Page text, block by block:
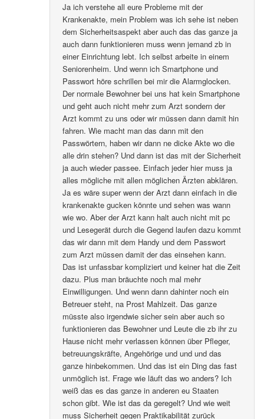
Ja ich verstehe all eure Probleme mit der
Krankenakte, mein Problem was ich sehe ist neben
dem Sicherheitsaspekt aber auch das das ganze ja
auch dann funktionieren muss wenn jemand zb in
einer Einrichtung lebt. Ich selbst arbeite in einem
Seniorenheim. Und wenn ich Smartphone und
Passwort höre schrillen bei mir die Alarmglocken.
Der normale Bewohner bei uns hat kein Smartphone
und geht auch nicht mehr zum Arzt sondern der
Arzt kommt zu uns oder wir müssen dann damit hin
fahren. Wie macht man das dann mit den
Passwörtern, haben wir dann ne dicke Akte wo die
alle drin stehen? Und dann ist das mit der Sicherheit
ja auch wieder passee. Einfach jeder hier muss ja
alles mögliche mit allen möglichen Ärzten abklären.
Ja es wäre super wenn der Arzt dann einfach in die
krankenakte gucken könnte und sehen was wann
wie wo. Aber der Arzt kann halt auch nicht mit pc
und Lesegerät durch die Gegend laufen dazu kommt
das wir dann mit dem Handy und dem Passwort
zum Arzt müssen damit der das einsehen kann.
Das ist unfassbar kompliziert und keiner hat die Zeit
dazu. Plus man bräuchte noch mal mehr
Einwilligungen. Und wenn dann dahinter noch ein
Betreuer steht, na Prost Mahlzeit. Das ganze
müsste also irgendwie sicher sein aber auch so
funktionieren das Bewohner und Leute die zb ihr zu
Hause nicht mehr verlassen können über Pfleger,
betreuungskräfte, Angehörige und und und das
ganze hinbekommen. Und das ist ein Ding das fast
unmöglich ist. Frage wie läuft das wo anders? Ich
weiß das es das ganze in anderen eu Staaten
schon gibt. Wie ist das da geregelt? Und wie weit
muss Sicherheit gegen Praktikabilität zurück